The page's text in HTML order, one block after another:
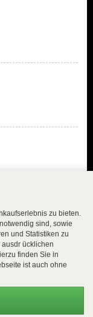
zu bieten.
sind, sowie
und Statistiken zu
ücklichen
finden Sie in
ist auch ohne